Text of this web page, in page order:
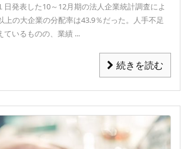
日発表した10～12月期の法人企業統計調査によ
の大企業の分配率は43.9％だった。
人手不足
ているものの、業績 ...
続きを読む